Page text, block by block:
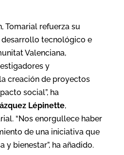
Tomarial refuerza su
tecnológico e
Valenciana,
y
creación de proyectos
social”, ha
Lépinette,
“Nos enorgullece haber
de una iniciativa que
y bienestar”, ha añadido.